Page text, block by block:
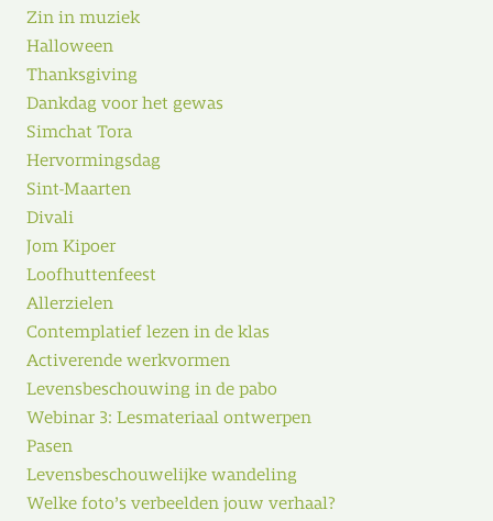
Zin in muziek
Halloween
Thanksgiving
Dankdag voor het gewas
Simchat Tora
Hervormingsdag
Sint-Maarten
Divali
Jom Kipoer
Loofhuttenfeest
Allerzielen
Contemplatief lezen in de klas
Activerende werkvormen
Levensbeschouwing in de pabo
Webinar 3: Lesmateriaal ontwerpen
Pasen
Levensbeschouwelijke wandeling
Welke foto’s verbeelden jouw verhaal?